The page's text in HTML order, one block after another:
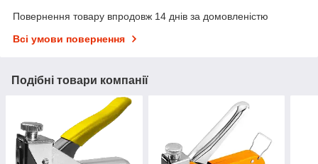
Повернення товару впродовж 14 днів за домовленістю
Всі умови повернення
Подібні товари компанії